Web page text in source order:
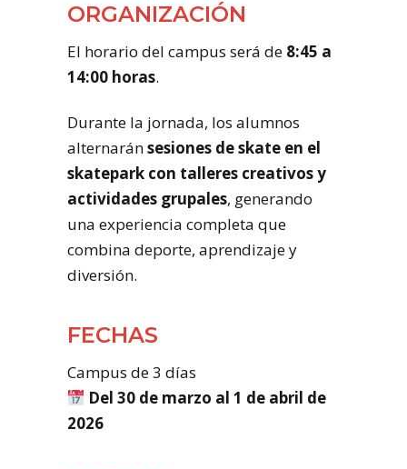
ORGANIZACIÓN
El horario del campus será de 8:45 a
14:00 horas.
Durante la jornada, los alumnos
alternaránsesiones de skate en el
skatepark con talleres creativos y
actividades grupales, generando
una experiencia completa que
combina deporte, aprendizaje y
diversión.
FECHAS
Campus de 3 días
Del 30 de marzo al 1 de abril de
2026